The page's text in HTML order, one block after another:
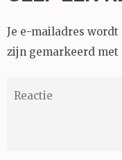
Je e-mailadres
zijn gemarkeerd met